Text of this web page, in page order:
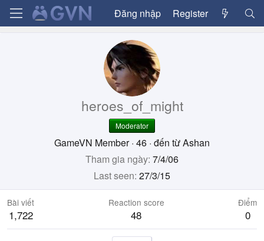
Đăng nhập Register
heroes_of_might
Moderator
GameVN Member · 46 · đến từAshan
Tham gia ngày 7/4/06
Last seen 27/3/15
Bài viết
1,722
Reaction score
48
Điểm
0